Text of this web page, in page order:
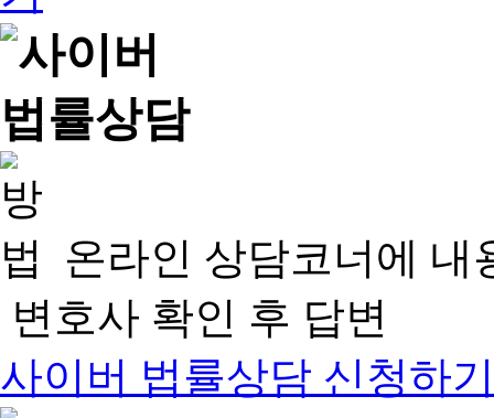
온라인 상담코너에 내
변호사 확인 후 답변
사이버 법률상담 신청하기